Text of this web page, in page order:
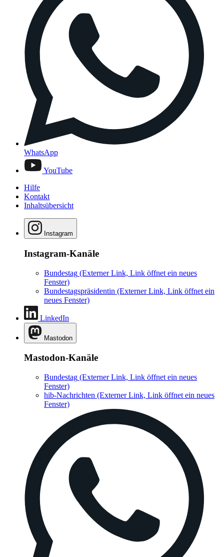
WhatsApp
YouTube
Hilfe
Kontakt
Inhaltsübersicht
Instagram
Instagram-Kanäle
Bundestag (Externer Link, Link öffnet ein neues
Fenster)
Bundestagspräsidentin (Externer Link, Link öffnet ein
neues Fenster)
LinkedIn
Mastodon
Mastodon-Kanäle
Bundestag (Externer Link, Link öffnet ein neues
Fenster)
hib-Nachrichten (Externer Link, Link öffnet ein neues
Fenster)